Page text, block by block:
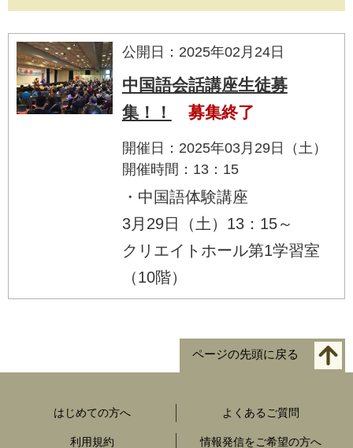
公開日：2025年02月24日
中国語会話講座生徒募
集！！
募集終了
開催日：2025年03月29日（土）
開催時間：13：15
・中国語体験講座
3月29日（土）13：15～
クリエイトホール第1学習室
（10階）
ページの先頭に戻る
はじめての方へ よくあるご質問
利用規約 情報発信をご希望の方へ